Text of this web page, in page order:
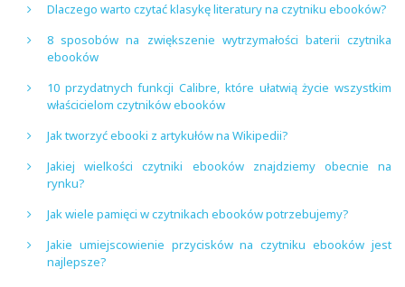
Dlaczego warto czytać klasykę literatury na czytniku ebooków?
8 sposobów na zwiększenie wytrzymałości baterii czytnika
ebooków
10 przydatnych funkcji Calibre, które ułatwią życie wszystkim
właścicielom czytników ebooków
Jak tworzyć ebooki z artykułów na Wikipedii?
Jakiej wielkości czytniki ebooków znajdziemy obecnie na
rynku?
Jak wiele pamięci w czytnikach ebooków potrzebujemy?
Jakie umiejscowienie przycisków na czytniku ebooków jest
najlepsze?